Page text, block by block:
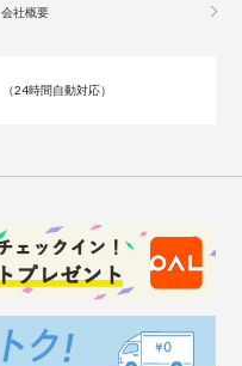
会社概要
（24時間自動対応）